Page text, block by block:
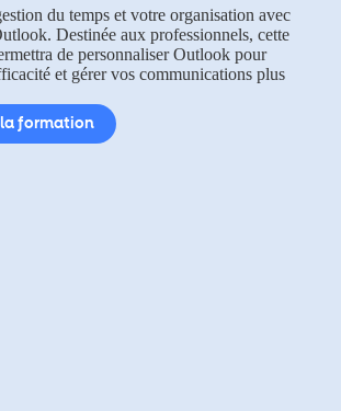
du temps et votre organisation avec
Destinée aux professionnels, cette
de personnaliser Outlook pour
et gérer vos communications plus
la formation